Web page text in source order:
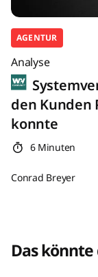
AGENTUR
Analyse
den Kunden
konnte
6 Minuten
Conrad Breyer
Das